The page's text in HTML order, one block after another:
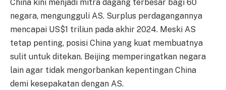
China kini menjadi mitra dagang terbesar bagi 60
negara, mengungguli AS. Surplus perdagangannya
mencapai US$1 triliun pada akhir 2024. Meski AS
tetap penting, posisi China yang kuat membuatnya
sulit untuk ditekan. Beijing memperingatkan negara
lain agar tidak mengorbankan kepentingan China
demi kesepakatan dengan AS.